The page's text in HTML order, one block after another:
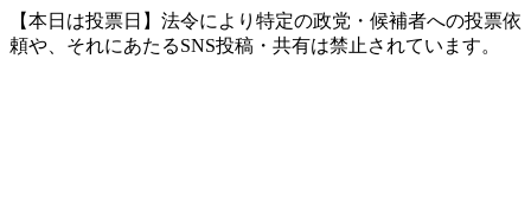
【本日は投票日】法令により特定の政党・候補者への投票依
頼や、それにあたるSNS投稿・共有は禁止されています。